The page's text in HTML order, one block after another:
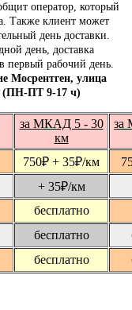
оператор, который
Также клиент может
день доставки.
день, доставка
первый рабочий день.
Мосрентген, улица
(ПН-ПТ 9-17 ч)
за МКАД 5 - 30
км
за
750₽ + 35₽/км
+ 35₽/км
бесплатно
бесплатно
бесплатно